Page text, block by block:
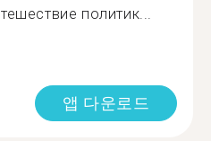
политик...
앱 다운로드